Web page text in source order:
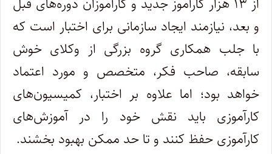
و بعد، نیازمند ایجاد سازمانی برای اختبار است که
با جلب همکاری گروه بزرگی از وکلای خوش
سابقه، صاحب فکر، متخصص و مورد اعتماد
خواهد بود؛ اما علاوه بر اختبار، کمیسیون‌های
کارآموزی باید نقش خود را در آموزش‌های
کارآموزی حفظ کنند و تا حد ممکن بهبود بخشند.